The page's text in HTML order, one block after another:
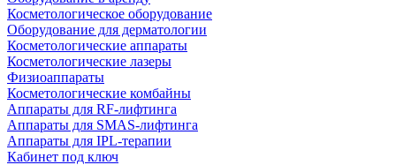
Косметологическое оборудование
Оборудование для дерматологии
Косметологические аппараты
Косметологические лазеры
Физиоаппараты
Косметологические комбайны
Аппараты для RF-лифтинга
Аппараты для SMAS-лифтинга
Аппараты для IPL-терапии
Кабинет под ключ